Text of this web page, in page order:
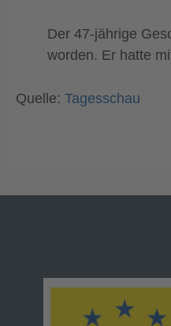
Der 47-jährige
worden. Er hatte
Quelle: Tagesschau